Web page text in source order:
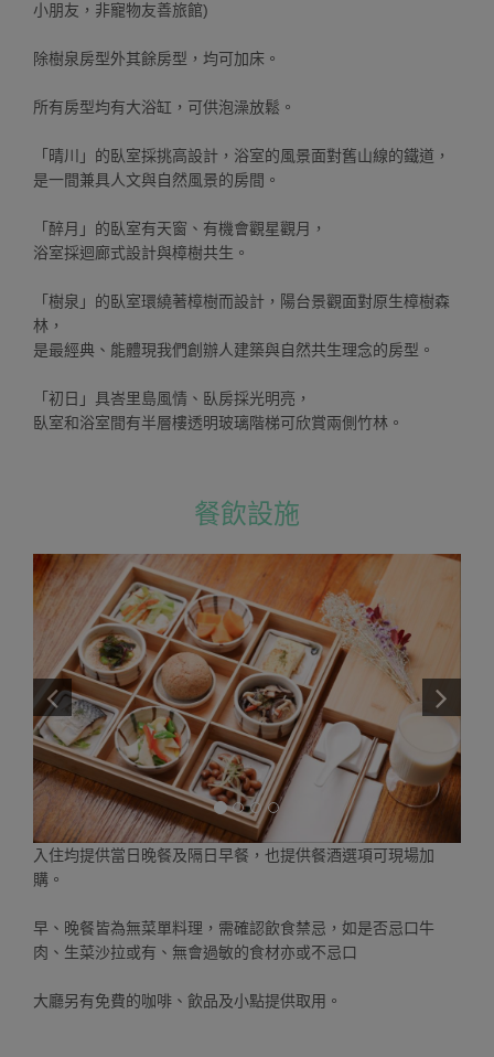
小朋友，非寵物友善旅館)
除樹泉房型外其餘房型，均可加床。
所有房型均有大浴缸，可供泡澡放鬆。
「晴川」的臥室採挑高設計，浴室的風景面對舊山線的鐵道，
是一間兼具人文與自然風景的房間。
「醉月」的臥室有天窗、有機會觀星觀月，
浴室採迴廊式設計與樟樹共生。
「樹泉」的臥室環繞著樟樹而設計，陽台景觀面對原生樟樹森
林，
是最經典、能體現我們創辦人建築與自然共生理念的房型。
「初日」具峇里島風情、臥房採光明亮，
臥室和浴室間有半層樓透明玻璃階梯可欣賞兩側竹林。
餐飲設施
入住均提供當日晚餐及隔日早餐，也提供餐酒選項可現場加
購。
早、晚餐皆為無菜單料理，需確認飲食禁忌，如是否忌口牛
肉、生菜沙拉或有、無會過敏的食材亦或不忌口
大廳另有免費的咖啡、飲品及小點提供取用。